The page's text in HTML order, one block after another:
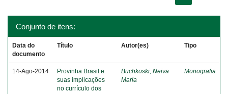
Conjunto de itens:
Data do
documento
Título Autor(es) Tipo
14-Ago-2014
Provinha Brasil e
suas implicações
no currículo dos
Buchkoski, Neiva
Maria
Monografia